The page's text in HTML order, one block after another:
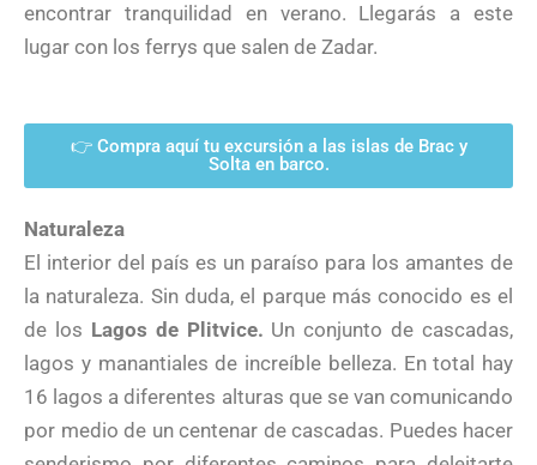
encontrar tranquilidad en verano. Llegarás a este
lugar con los ferrys que salen de Zadar.
👉 Compra aquí tu excursión a las islas de Brac y
Solta en barco.
Naturaleza
El interior del país es un paraíso para los amantes de
la naturaleza. Sin duda, el parque más conocido es el
de los Lagos de Plitvice. Un conjunto de cascadas,
lagos y manantiales de increíble belleza. En total hay
16 lagos a diferentes alturas que se van comunicando
por medio de un centenar de cascadas. Puedes hacer